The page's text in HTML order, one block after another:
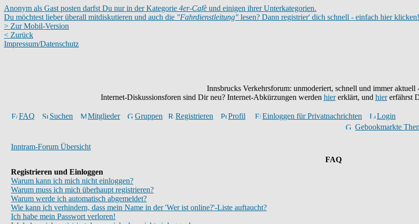
Anonym als Gast posten darfst Du nur in der Kategorie 4er-Cafè und einigen ihrer Unterkategorien.
Du möchtest lieber überall mitdiskutieren und auch die "Fahrdienstleitung" lesen? Dann registrier' dich schnell - einfach hier klicken!
> Zur Mobil-Version
< Zurück
Impressum/Datenschutz
Innsbrucks Verkehrsforum: unmoderiert, schnell und immer aktuell
Internet-Diskussionsforen sind Dir neu? Internet-Abkürzungen werden hiererklärt, und hiererfährst
FAQ Suchen Mitglieder Gruppen Registrieren Profil Einloggen für Privatnachrichten
Login
Gebookmarkte
Inntram-Forum Übersicht
FAQ
Registrieren und Einloggen
Warum kann ich mich nicht einloggen?
Warum muss ich mich überhaupt registrieren?
Warum werde ich automatisch abgemeldet?
Wie kann ich verhindern, dass mein Name in der 'Wer ist online?'-Liste auftaucht?
Ich habe mein Passwort verloren!